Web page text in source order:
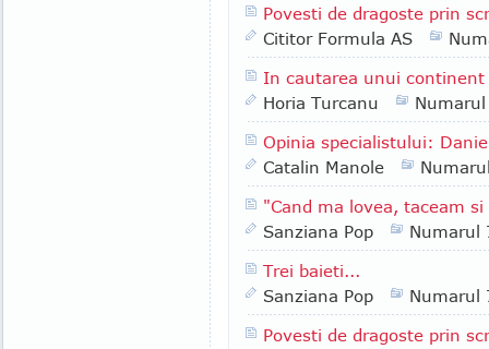
Povesti de dragoste prin
Cititor Formula AS
In cautarea unui
Horia Turcanu
Opinia specialistului:
Catalin Manole
"Cand ma lovea, taceam
Sanziana Pop
Numarul
Trei baieti...
Sanziana Pop
Numarul
Povesti de dragoste prin